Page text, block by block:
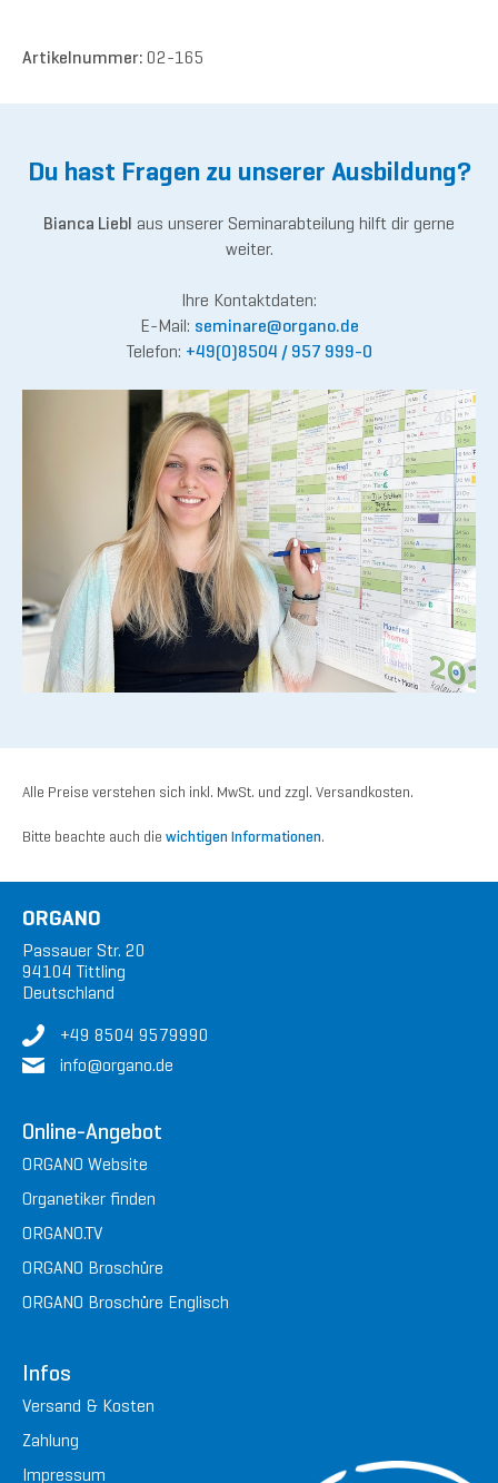
Artikelnummer: 02-165
Du hast Fragen zu unserer Ausbildung?
Bianca Liebl aus unserer Seminarabteilung hilft dir gerne
weiter.
Ihre Kontaktdaten:
E-Mail: seminare@organo.de
Telefon: +49(0)8504 / 957 999-0
Alle Preise verstehen sich inkl. MwSt. und zzgl. Versandkosten.
Bitte beachte auch die wichtigen Informationen.
ORGANO
Passauer Str. 20
94104 Tittling
Deutschland
+49 8504 9579990
info@organo.de
Online-Angebot
ORGANO Website
Organetiker finden
ORGANO.TV
ORGANO Broschüre
ORGANO Broschüre Englisch
Infos
Versand & Kosten
Zahlung
Impressum